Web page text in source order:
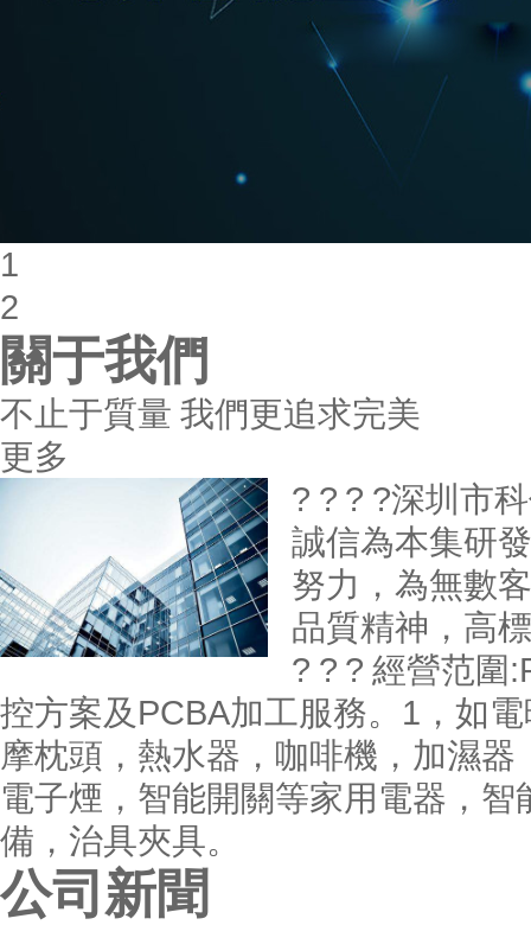
1
2
關于我們
不止于質量 我們更追求完美
更多
? ? ? ?深圳市
誠信為本集研
努力，為無數
品質精神，高
? ? ? 經營范圍
控方案及PCBA加工服務。1，如
摩枕頭，熱水器，咖啡機，加濕
電子煙，智能開關等家用電器，
備，治具夾具。
公司新聞